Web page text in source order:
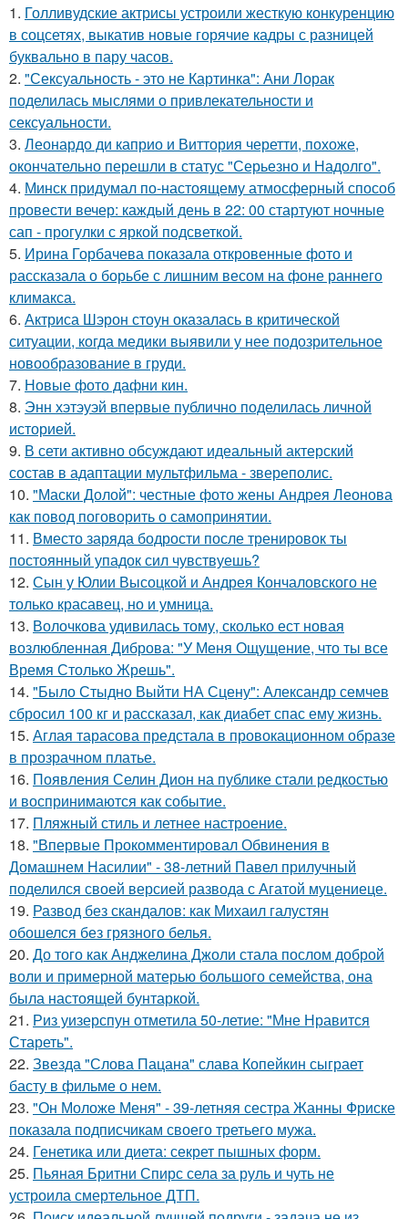
1. Голливудские актрисы устроили жесткую конкуренцию
в соцсетях, выкатив новые горячие кадры с разницей
буквально в пару часов.
2. "Сексуальность - это не Картинка": Ани Лорак
поделилась мыслями о привлекательности и
сексуальности.
3. Леонардо ди каприо и Виттория черетти, похоже,
окончательно перешли в статус "Серьезно и Надолго".
4. Минск придумал по-настоящему атмосферный способ
провести вечер: каждый день в 22: 00 стартуют ночные
сап - прогулки с яркой подсветкой.
5. Ирина Горбачева показала откровенные фото и
рассказала о борьбе с лишним весом на фоне раннего
климакса.
6. Актриса Шэрон стоун оказалась в критической
ситуации, когда медики выявили у нее подозрительное
новообразование в груди.
7. Новые фото дафни кин.
8. Энн хэтэуэй впервые публично поделилась личной
историей.
9. В сети активно обсуждают идеальный актерский
состав в адаптации мультфильма - звереполис.
10. "Маски Долой": честные фото жены Андрея Леонова
как повод поговорить о самопринятии.
11. Вместо заряда бодрости после тренировок ты
постоянный упадок сил чувствуешь?
12. Сын у Юлии Высоцкой и Андрея Кончаловского не
только красавец, но и умница.
13. Волочкова удивилась тому, сколько ест новая
возлюбленная Диброва: "У Меня Ощущение, что ты все
Время Столько Жрешь".
14. "Было Стыдно Выйти НА Сцену": Александр семчев
сбросил 100 кг и рассказал, как диабет спас ему жизнь.
15. Аглая тарасова предстала в провокационном образе
в прозрачном платье.
16. Появления Селин Дион на публике стали редкостью
и воспринимаются как событие.
17. Пляжный стиль и летнее настроение.
18. "Впервые Прокомментировал Обвинения в
Домашнем Насилии" - 38-летний Павел прилучный
поделился своей версией развода с Агатой муцениеце.
19. Развод без скандалов: как Михаил галустян
обошелся без грязного белья.
20. До того как Анджелина Джоли стала послом доброй
воли и примерной матерью большого семейства, она
была настоящей бунтаркой.
21. Риз уизерспун отметила 50-летие: "Мне Нравится
Стареть".
22. Звезда "Слова Пацана" слава Копейкин сыграет
басту в фильме о нем.
23. "Он Моложе Меня" - 39-летняя сестра Жанны Фриске
показала подписчикам своего третьего мужа.
24. Генетика или диета: секрет пышных форм.
25. Пьяная Бритни Спирс села за руль и чуть не
устроила смертельное ДТП.